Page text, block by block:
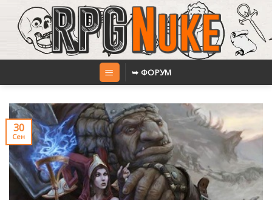
content
➥ ФОРУМ
30
Сен